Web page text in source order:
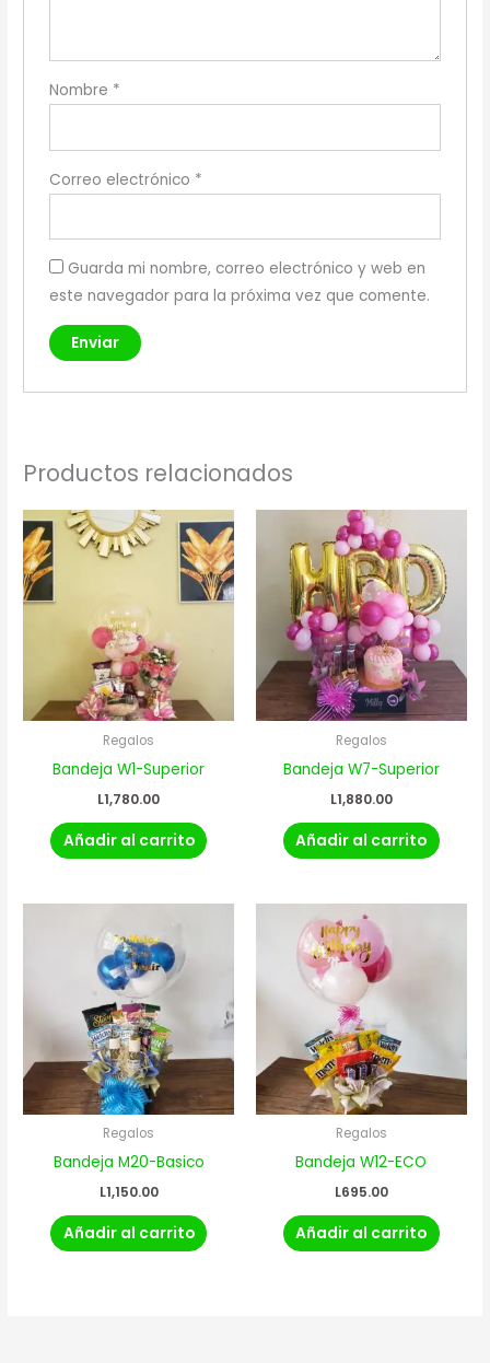
Nombre *
Correo electrónico *
Guarda mi nombre, correo electrónico y web en
este navegador para la próxima vez que comente.
Productos relacionados
Regalos
Bandeja W1-Superior
L1,780.00
Añadir al carrito
Regalos
Bandeja W7-Superior
L1,880.00
Añadir al carrito
Regalos
Bandeja M20-Basico
L1,150.00
Añadir al carrito
Regalos
Bandeja W12-ECO
L695.00
Añadir al carrito